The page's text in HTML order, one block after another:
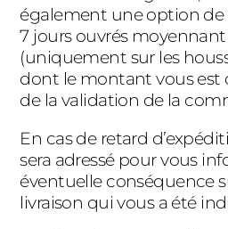
également une option de
7 jours ouvrés
(uniquement sur les
dont le montant vous
de la validation de la
En cas de retard
sera adressé pour vous
éventuelle conséquence
livraison qui vous a été